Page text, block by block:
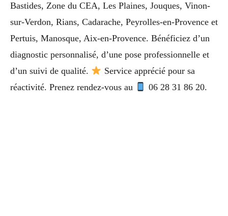
Bastides, Zone du CEA, Les Plaines, Jouques, Vinon-
sur-Verdon, Rians, Cadarache, Peyrolles-en-Provence et
Pertuis, Manosque, Aix-en-Provence. Bénéficiez d’un
diagnostic personnalisé, d’une pose professionnelle et
d’un suivi de qualité.
Service apprécié pour sa
réactivité. Prenez rendez-vous au
06 28 31 86 20.